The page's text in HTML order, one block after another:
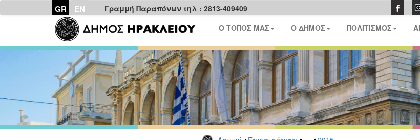
GR EN Γραμμή Παραπόνων τηλ : 2813-409409
Ο ΤΟΠΟΣ ΜΑΣ Ο ΔΗΜΟΣ ΠΟΛΙΤΙΣΜΟΣ